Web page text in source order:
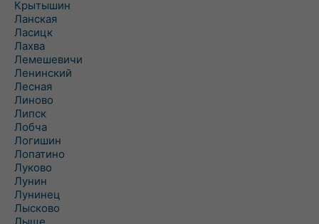
Крытышин
Ланская
Ласицк
Лахва
Лемешевичи
Ленинский
Лесная
Линово
Липск
Лобча
Логишин
Лопатино
Луково
Лунин
Лунинец
Лысково